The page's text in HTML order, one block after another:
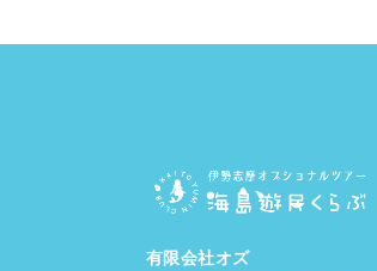
有限会社オズ